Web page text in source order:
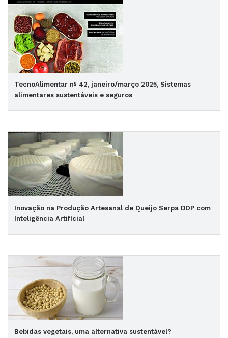
TecnoAlimentar nº 42, janeiro/março 2025, Sistemas
alimentares sustentáveis e seguros
Inovação na Produção Artesanal de Queijo Serpa DOP com
Inteligência Artificial
Bebidas vegetais, uma alternativa sustentável?